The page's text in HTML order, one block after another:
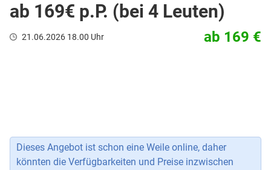
ab 169€ p.P. (bei 4 Leuten)
21.06.2026 18.00 Uhr ab 169 €
Dieses Angebot ist schon eine Weile online, daher
könnten die Verfügbarkeiten und Preise inzwischen